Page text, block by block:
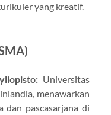
yang kreatif.
Universitas
menawarkan
dan pascasarjana di